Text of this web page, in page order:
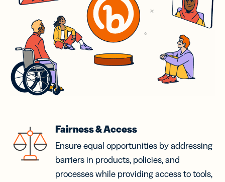
Fairness & Access
Ensure equal opportunities by addressing
barriers in products, policies, and
processes while providing access to tools,